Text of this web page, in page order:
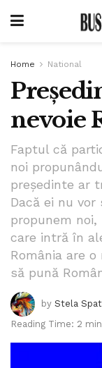
Home National
nevoie
Faptul că
noi
președinte ar
Dacă ei nu
propunem
care intră în
România are
să pună
by Stela
Reading Time: 2